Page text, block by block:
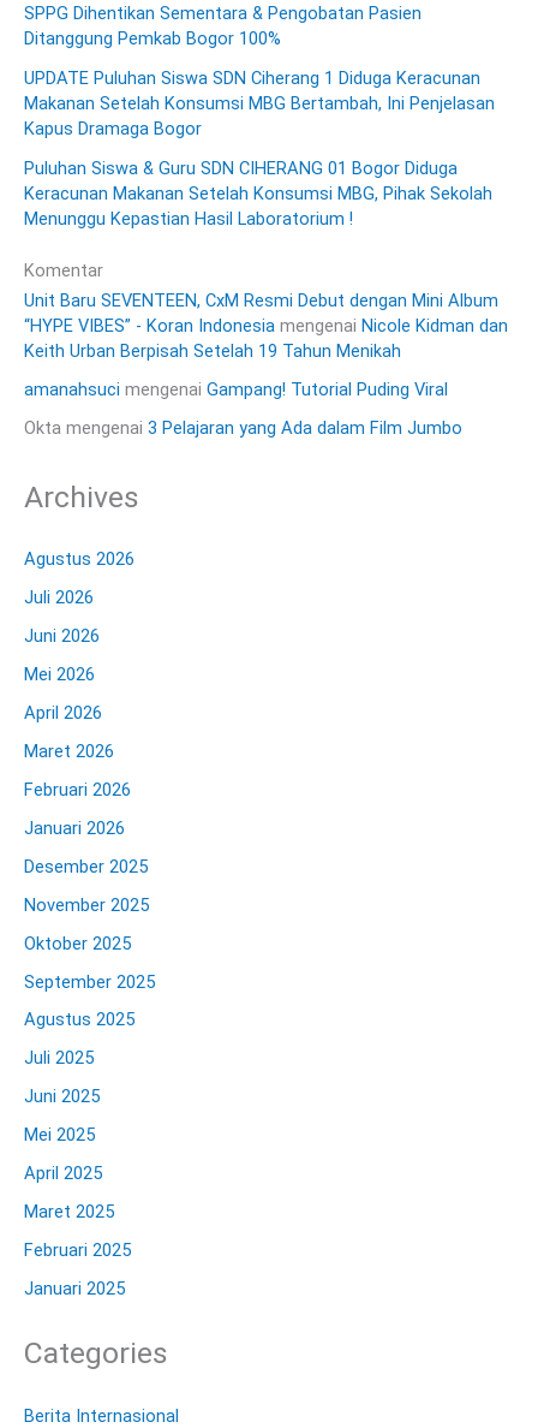
SPPG Dihentikan Sementara & Pengobatan Pasien
Ditanggung Pemkab Bogor 100%
UPDATE Puluhan Siswa SDN Ciherang 1 Diduga Keracunan
Makanan Setelah Konsumsi MBG Bertambah, Ini Penjelasan
Kapus Dramaga Bogor
Puluhan Siswa & Guru SDN CIHERANG 01 Bogor Diduga
Keracunan Makanan Setelah Konsumsi MBG, Pihak Sekolah
Menunggu Kepastian Hasil Laboratorium !
Komentar
Unit Baru SEVENTEEN, CxM Resmi Debut dengan Mini Album
“HYPE VIBES” - Koran Indonesia mengenai Nicole Kidman dan
Keith Urban Berpisah Setelah 19 Tahun Menikah
amanahsuci mengenai Gampang! Tutorial Puding Viral
Okta mengenai 3 Pelajaran yang Ada dalam Film Jumbo
Archives
Agustus 2026
Juli 2026
Juni 2026
Mei 2026
April 2026
Maret 2026
Februari 2026
Januari 2026
Desember 2025
November 2025
Oktober 2025
September 2025
Agustus 2025
Juli 2025
Juni 2025
Mei 2025
April 2025
Maret 2025
Februari 2025
Januari 2025
Categories
Berita Internasional